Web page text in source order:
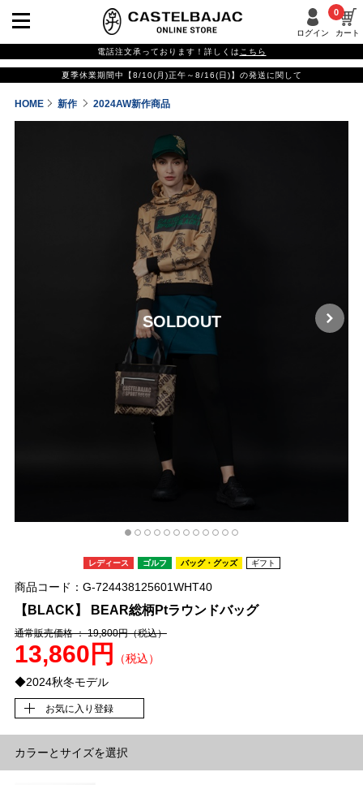
ログイン カート
0
電話注文承っております！詳しくは こちら
夏季休業期間中【8/10(月)正午～8/16(日)】の発送に関して
HOME 新作 2024AW新作商品
SOLDOUT
レディース ゴルフ バッグ・グッズ ギフト
商品コード：G-724438125601WHT40
【BLACK】 BEAR総柄Ptラウンドバッグ
通常販売価格 ： 19,800円（税込）
13,860円
（税込）
◆2024秋冬モデル
お気に入り登録
カラーとサイズを選択